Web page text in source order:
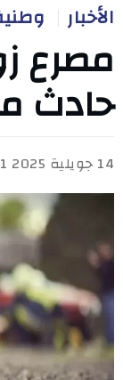
الأخبار
مصرع
حادث
14 جويلية 2025 15:21